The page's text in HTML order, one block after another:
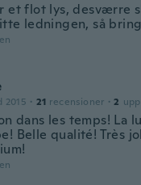
et flot lys, desværre
ledningen, så
2015 · 21 recensioner · 2
dans les temps! La
Belle qualité! Très